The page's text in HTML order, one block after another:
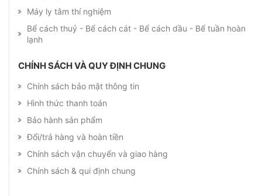
Máy ly tâm thí nghiệm
Bể cách thuỷ - Bể cách cát - Bể cách dầu - Bể tuần hoàn
lạnh
CHÍNH SÁCH VÀ QUY ĐỊNH CHUNG
Chính sách bảo mật thông tin
Hình thức thanh toán
Bảo hành sản phẩm
Đổi/trả hàng và hoàn tiền
Chính sách vận chuyển và giao hàng
Chính sách & qui định chung